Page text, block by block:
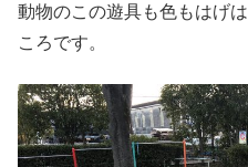
動物のこの遊具も色もはげ
ころです。